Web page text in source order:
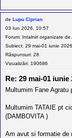
de Lupu Ciprian
03 Iun 2026, 10:57
Forum:
Intalniri organizate
Subiect: 29 mai-01 iunie
Răspunsuri: 28
Vizualizări: 190686
Re: 29 mai-01
Multumim Fane Agratu
Multumim TATAIE pt
(DAMBOVITA )
Am avut si formatie de